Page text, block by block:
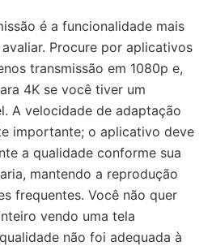
é a funcionalidade mais
Procure por aplicativos
transmissão em 1080p e,
4K se você tiver um
A velocidade de adaptação
importante; o aplicativo deve
a qualidade conforme sua
mantendo a reprodução
frequentes. Você não quer
vendo uma tela
não foi adequada à